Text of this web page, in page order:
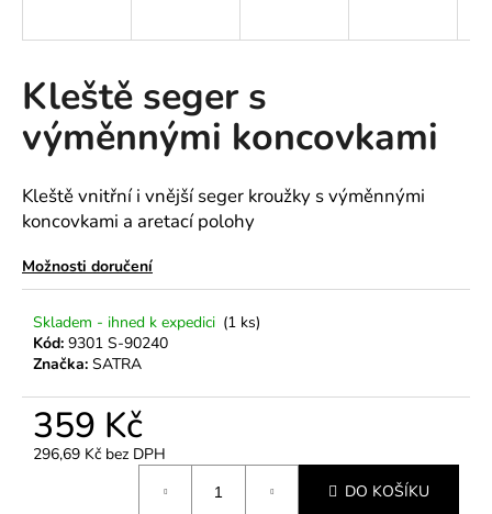
Kleště seger s
výměnnými koncovkami
Kleště vnitřní i vnější seger kroužky s výměnnými
koncovkami a aretací polohy
Možnosti doručení
Skladem - ihned k expedici (1 ks)
Kód: 9301 S-90240
Značka: SATRA
359 Kč
296,69 Kč bez DPH
DO KOŠÍKU
í
t
?
D
o
p